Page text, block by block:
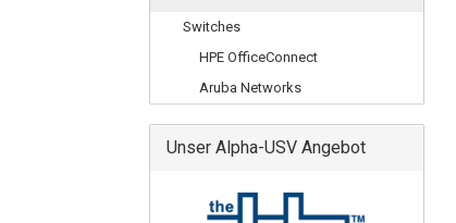
Switches
HPE OfficeConnect
Aruba Networks
Unser Alpha-USV Angebot